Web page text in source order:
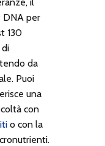
DNA per
130
da
Puoi
una
con
o con la